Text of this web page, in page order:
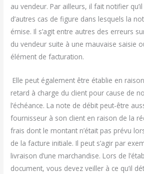
au vendeur. Par ailleurs, il fait notifier
d’autres cas de figure dans lesquels la
émise. Il s’agit entre autres des erreurs
du vendeur suite à une mauvaise saisie
élément de facturation.
Elle peut également être établie en
retard à charge du client pour cause de
l’échéance. La note de débit peut-être
fournisseur à son client en raison de la
frais dont le montant n’était pas prévu
de la facture initiale. Il peut s’agir par
livraison d’une marchandise. Lors de
document, vous devez veiller à ce qu’il